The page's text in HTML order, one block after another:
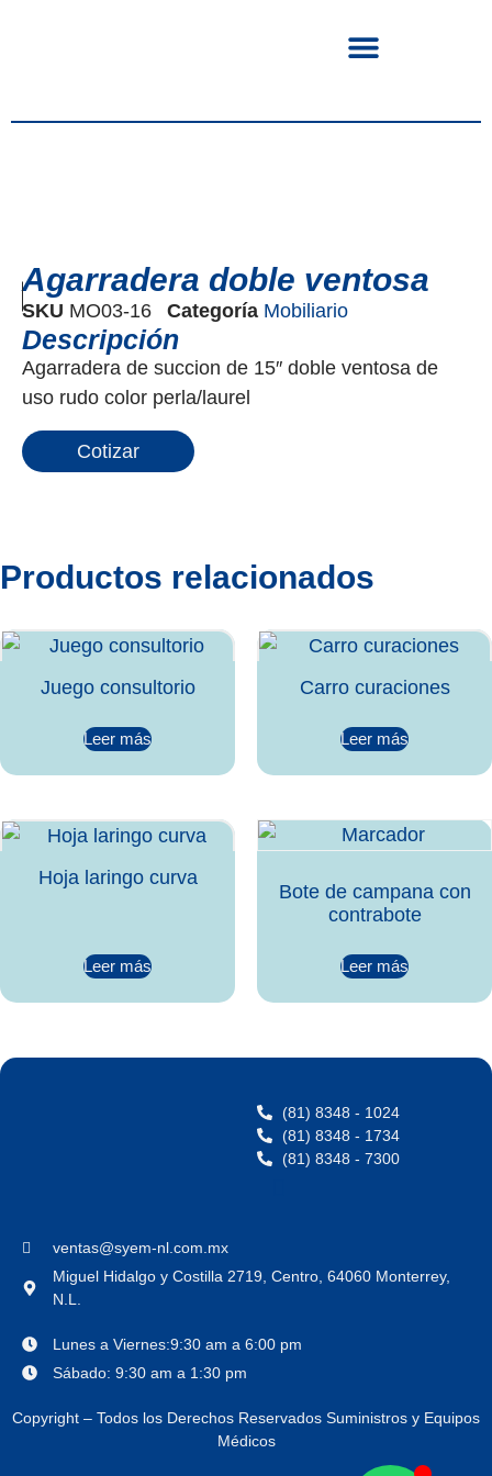
Agarradera doble ventosa
SKU MO03-16 Categoría Mobiliario
Descripción
Agarradera de succion de 15″ doble ventosa de
uso rudo color perla/laurel
Cotizar
Productos relacionados
Juego consultorio
Leer más
Carro curaciones
Leer más
Hoja laringo curva
Leer más
Bote de campana con
contrabote
Leer más
(81) 8348 - 1024
(81) 8348 - 1734
(81) 8348 - 7300
ventas@syem-nl.com.mx
Miguel Hidalgo y Costilla 2719, Centro, 64060 Monterrey,
N.L.
Lunes a Viernes:9:30 am a 6:00 pm
Sábado: 9:30 am a 1:30 pm
Copyright – Todos los Derechos Reservados Suministros y Equipos
Médicos